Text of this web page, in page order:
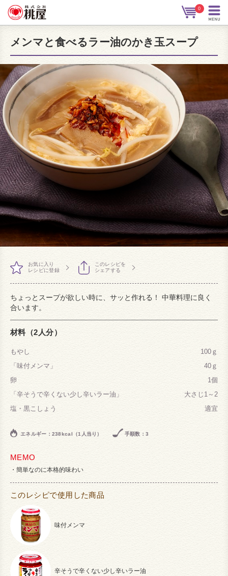
0
メンマと食べるラー油のかき玉スープ
お気に入り
レシピに登録
このレシピを
シェアする
ちょっとスープが欲しい時に、サッと作れる！ 中華料理に良く
合います。
材料（2人分）
もやし
100ｇ
「味付メンマ」
40ｇ
卵
1個
「辛そうで辛くない少し辛いラー油」
大さじ1～2
塩・黒こしょう
適宜
エネルギー：238kcal（1人当り） 手順数：3
MEMO
簡単なのに本格的味わい
このレシピで使用した商品
味付メンマ
辛そうで辛くない少し辛いラー油